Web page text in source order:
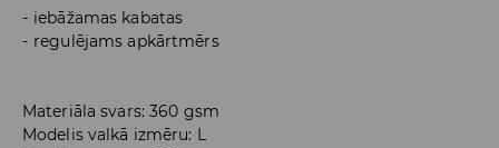
iebāžamas kabatas
regulējams apkārtmērs
Materiāla svars: 360 gsm
Modelis valkā izmēru: L